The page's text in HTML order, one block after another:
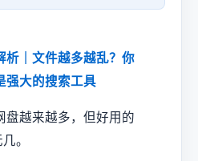
析｜文件越多越乱？你
强大的搜索工具
盘越来越多，但好用的
。